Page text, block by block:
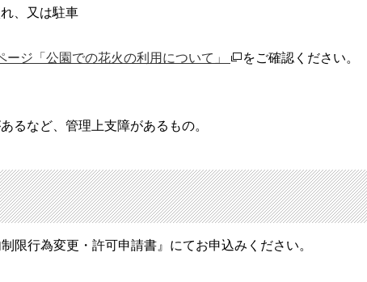
、又は駐車
ージ「公園での花火の利用について」
をご確認ください。
るなど、管理上支障があるもの。
限行為変更・許可申請書』にてお申込みください。